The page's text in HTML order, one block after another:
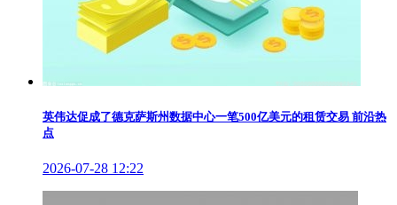
英伟达促成了德克萨斯州数据中心一笔500亿美元的租赁交易 前沿热
点
2026-07-28 12:22